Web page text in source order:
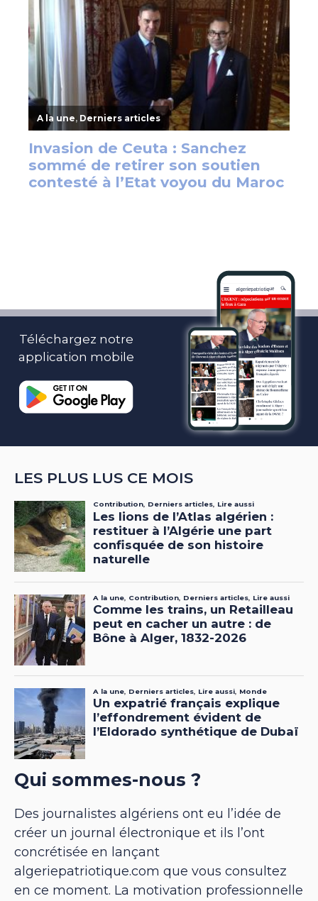
Téléchargez notre
application mobile
LES PLUS LUS CE MOIS
Qui sommes-nous ?
Des journalistes algériens ont eu l’idée de
créer un journal électronique et ils l’ont
concrétisée en lançant
algeriepatriotique.com que vous consultez
en ce moment. La motivation professionnelle